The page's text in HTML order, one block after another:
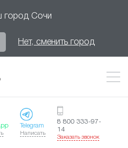
город Сочи
Нет, сменить город
Telegram
Написать
8 800 333-97-
14
Заказать звонок